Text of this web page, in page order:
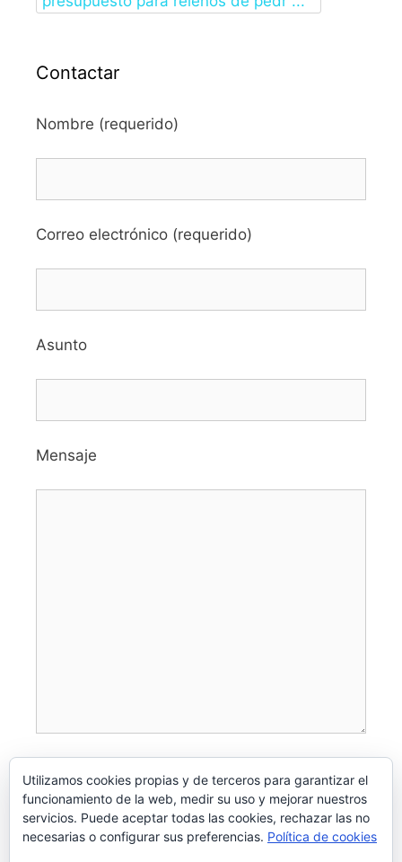
Contactar
Nombre (requerido)
Correo electrónico (requerido)
Asunto
Mensaje
Utilizamos cookies propias y de terceros para garantizar el
funcionamiento de la web, medir su uso y mejorar nuestros
servicios. Puede aceptar todas las cookies, rechazar las no
necesarias o configurar sus preferencias. Política de cookies